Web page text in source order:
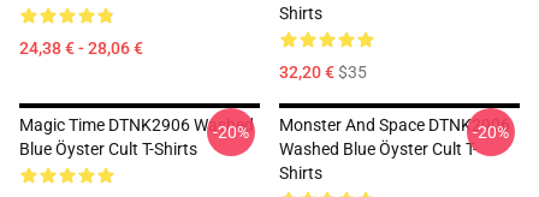
24,38 € - 28,06 €
Shirts
32,20 €$35
Magic Time DTNK2906 Washed
Blue Öyster Cult T-Shirts
-20%
Monster And Space DTNK2906
Washed Blue Öyster Cult T-
Shirts
-20%